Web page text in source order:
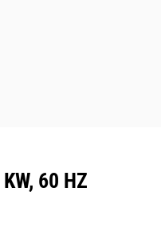
60 HZ